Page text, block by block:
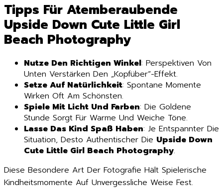
Tipps Für Atemberaubende
Upside Down Cute Little Girl
Beach Photography
Nutze Den Richtigen Winkel: Perspektiven Von
Unten Verstärken Den „Kopfüber“-Effekt.
Setze Auf Natürlichkeit: Spontane Momente
Wirken Oft Am Schönsten.
Spiele Mit Licht Und Farben: Die Goldene
Stunde Sorgt Für Warme Und Weiche Töne.
Lasse Das Kind Spaß Haben: Je Entspannter Die
Situation, Desto Authentischer Die Upside Down
Cute Little Girl Beach Photography.
Diese Besondere Art Der Fotografie Hält Spielerische
Kindheitsmomente Auf Unvergessliche Weise Fest.